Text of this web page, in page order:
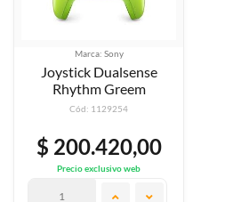
Marca: Sony
Joystick Dualsense
Rhythm Greem
Cód: 1129254
$ 200.420,00
Precio exclusivo web